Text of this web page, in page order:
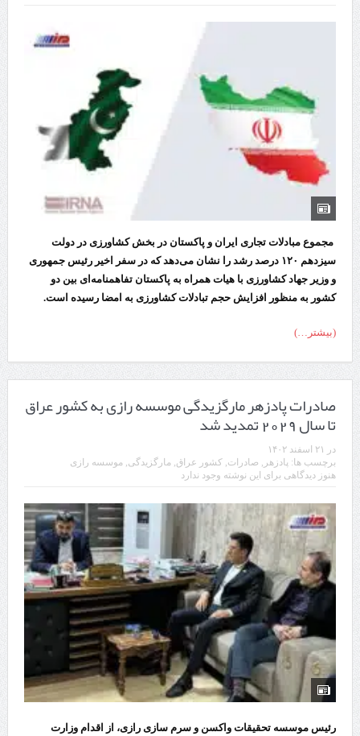
مجموع مبادلات تجاری ایران و پاکستان در بخش کشاورزی در دولت
سیزدهم ۱۲۰ درصد رشد را نشان می‌دهد که در سفر اخیر رئیس جمهوری
و وزیر جهاد کشاورزی با هیات همراه به پاکستان تفاهمنامه‌ای بین دو
کشور به منظور افزایش حجم تبادلات کشاورزی به امضا رسیده است.
(بیشتر…)
صادرات پادزهر مارگزیدگی موسسه رازی به کشور عراق
تا سال 2029 تمدید شد
در
۲۱ اسفند ۱۴۰۲
برچسب ها: پادزهر صادرات کشور عراق مارگزیدگی موسسه رازی
هنوز دیدگاهی برای این نوشته وجود ندارد
رئیس موسسه تحقیقات واکسن و سرم سازی رازی، از اقدام وزارت